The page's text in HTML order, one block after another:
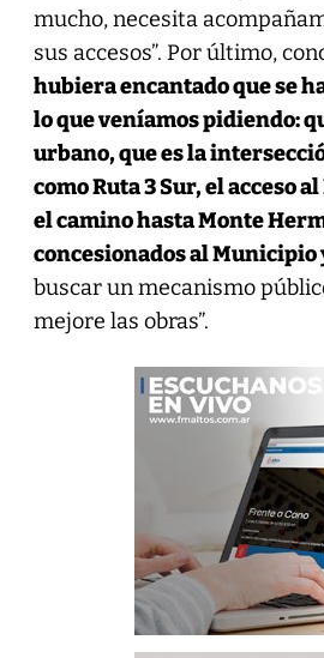
mucho, necesita
sus accesos”. Por último,
hubiera encantado que se
lo que veníamos pidiendo:
urbano, que es la
como Ruta 3 Sur, el acceso
el camino hasta Monte
concesionados al Municipio
buscar un mecanismo
mejore las obras”.